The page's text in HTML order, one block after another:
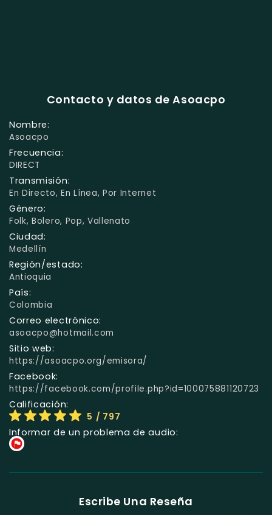
Contacto y datos de Asoacpo
Nombre:
Asoacpo
Frecuencia:
DIRECT
Transmisión:
En Directo, En Línea, Por Internet
Género:
Folk, Bolero, Pop, Vallenato
Ciudad:
Medellín
Región/estado:
Antioquia
País:
Colombia
Correo electrónico:
asoacpo@hotmail.com
Sitio web:
https://asoacpo.org/emisora/
Facebook:
https://facebook.com/profile.php?id=100075881120723
Calificación:
5 / 797
Informar de un problema de audio:
Escribe Una Reseña